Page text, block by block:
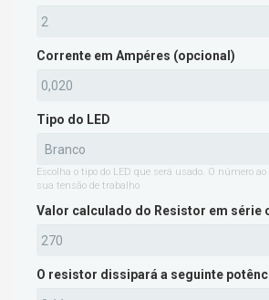
Corrente em Ampéres (opcional)
Tipo do LED
Escolha o tipo do LED que será usado. O número ao
sua tensão de trabalho
Valor calculado do Resistor em série
O resistor dissipará a seguinte